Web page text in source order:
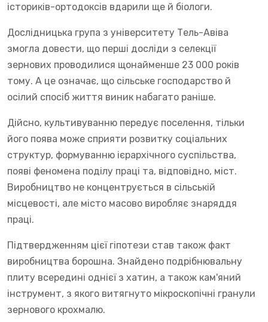
істориків-ортодоксів вдарили ще й біологи.
Дослідницька група з університету Тель-Авіва
змогла довести, що перші досліди з селекції
зернових проводилися щонайменше 23 000 років
тому. А це означає, що сільське господарство й
осілий спосіб життя виник набагато раніше.
Дійсно, культивуванню передує поселення, тільки
його поява може сприяти розвитку соціальних
структур, формуванню ієрархічного суспільства,
появі феномена поділу праці та, відповідно, міст.
Виробництво не концентрується в сільській
місцевості, але місто масово виробляє знаряддя
праці.
Підтвердженням цієї гіпотези став також факт
виробництва борошна. Знайдено подрібнювальну
плиту всередині однієї з хатин, а також кам'яний
інструмент, з якого витягнуто мікроскопічні гранули
зернового крохмалю.